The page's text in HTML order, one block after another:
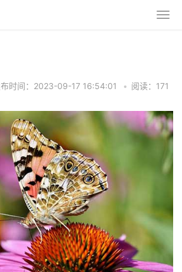
布时间：2023-09-17 16:54:01 • 阅读：171